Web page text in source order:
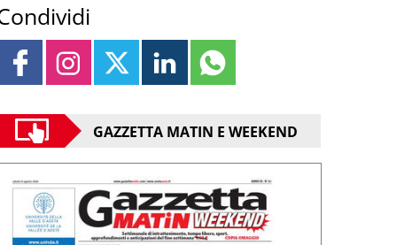
GAZZETTA MATIN E WEEKEND